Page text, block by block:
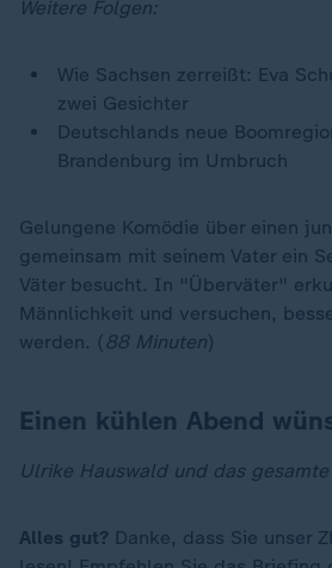
Weitere Folgen:
Wie Sachsen zerreißt: Eva
zwei Gesichter
Deutschlands neue
Brandenburg im Umbruch
Gelungene Komödie über einen
gemeinsam mit seinem Vater ein
Väter besucht. In "Überväter"
Männlichkeit und versuchen,
werden. (88 Minuten)
Einen kühlen Abend
Ulrike Hauswald und das gesamte
Alles gut? Danke, dass Sie unser